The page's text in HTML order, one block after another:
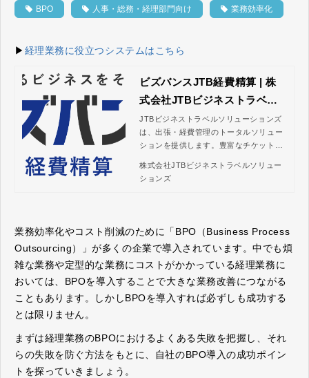
BPO 人事・総務・経理部門向け 業務効率化
▶ 経理業務に役立つシステムはこちら
ビズバンスJTB経費精算 | 株
式会社JTBビジネストラベル
ソリューションズ
JTBビジネストラベルソリューションズ
は、出張・経費管理のトータルソリュー
ションを提供します。豊富なチケット予
スなどで、全ての出張手配と経費報告の
業務をスムーズに処理。コスト削減と業
株式会社JTBビジネストラベルソリュー
ションズ
業務効率化やコスト削減のために「BPO（Business Process
Outsourcing）」が多くの企業で導入されています。中でも煩
雑な業務や定型的な業務にコストがかかっている経理業務に
おいては、BPOを導入することで大きな業務改善につながる
こともあります。しかしBPOを導入すれば必ずしも成功する
とは限りません。
まずは経理業務のBPOにおけるよくある失敗を把握し、それ
らの失敗を防ぐ方法をもとに、自社のBPO導入の成功ポイン
トを探っていきましょう。